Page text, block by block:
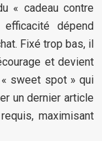
« cadeau contre
dépend
Fixé trop bas, il
et devient
sweet spot » qui
un dernier article
maximisant